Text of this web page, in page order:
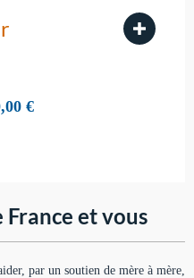
€
France et vous
par un soutien de mère à mère,